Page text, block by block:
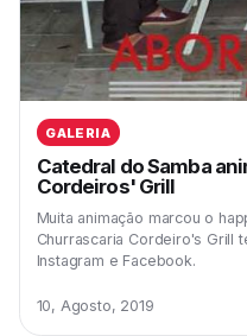
GALERIA
Catedral do Samba
Cordeiros' Grill
Muita animação marcou o
Churrascaria Cordeiro's Grill
Instagram e Facebook.
10, Agosto, 2019